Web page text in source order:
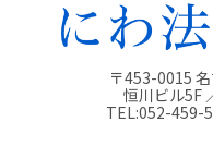
〒453-0015
恒川ビル5F
TEL:052-459-